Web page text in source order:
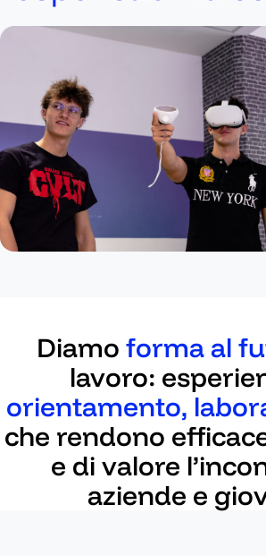
Diamo forma al
lavoro:
orientamento,
che rendono
e di valore
aziende e